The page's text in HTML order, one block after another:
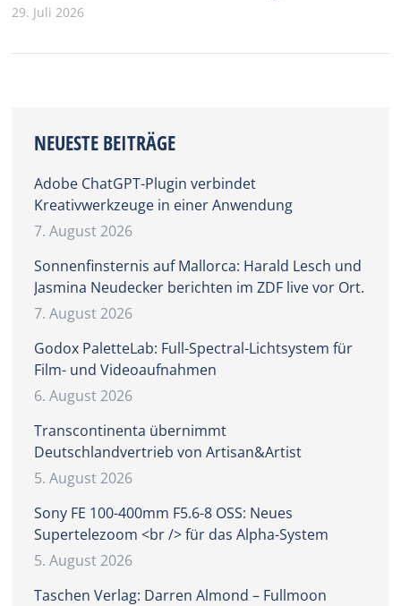
29. Juli 2026
NEUESTE BEITRÄGE
Adobe ChatGPT-Plugin verbindet
Kreativwerkzeuge in einer Anwendung
7. August 2026
Sonnenfinsternis auf Mallorca: Harald Lesch und
Jasmina Neudecker berichten im ZDF live vor Ort.
7. August 2026
Godox PaletteLab: Full-Spectral-Lichtsystem für
Film- und Videoaufnahmen
6. August 2026
Transcontinenta übernimmt
Deutschlandvertrieb von Artisan&Artist
5. August 2026
Sony FE 100-400mm F5.6-8 OSS: Neues
Supertelezoom <br /> für das Alpha-System
5. August 2026
Taschen Verlag: Darren Almond – Fullmoon